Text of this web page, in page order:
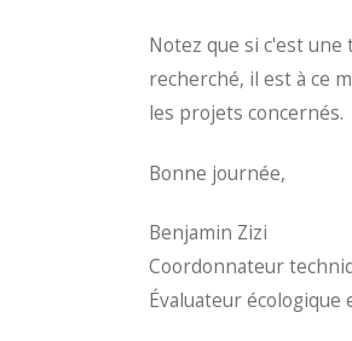
Notez que si c'est
recherché, il est à ce
les projets concernés.
Bonne journée,
Benjamin Zizi
Coordonnateur
Évaluateur